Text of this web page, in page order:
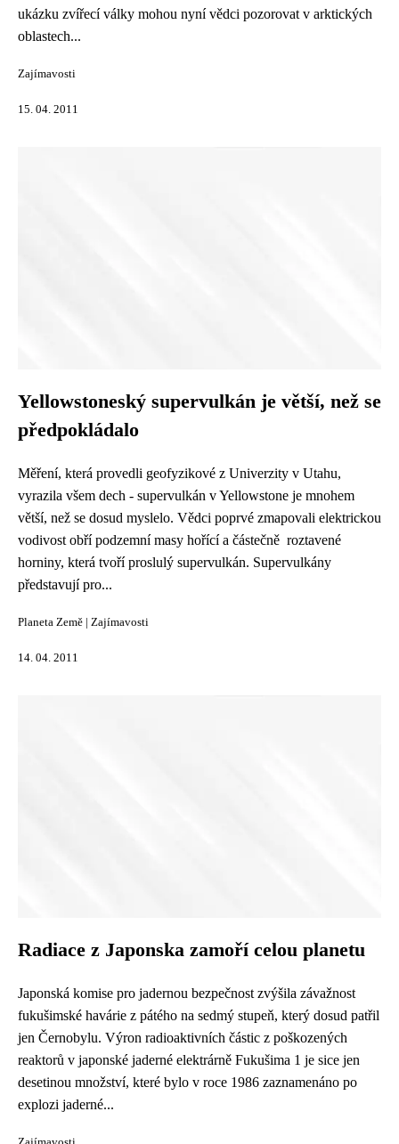
ukázku zvířecí války mohou nyní vědci pozorovat v arktických
oblastech...
Zajímavosti
15. 04. 2011
Yellowstoneský supervulkán je větší, než se
předpokládalo
Měření, která provedli geofyzikové z Univerzity v Utahu,
vyrazila všem dech - supervulkán v Yellowstone je mnohem
větší, než se dosud myslelo. Vědci poprvé zmapovali elektrickou
vodivost obří podzemní masy hořící a částečně roztavené
horniny, která tvoří proslulý supervulkán. Supervulkány
představují pro...
Planeta Země Zajímavosti
14. 04. 2011
Radiace z Japonska zamoří celou planetu
Japonská komise pro jadernou bezpečnost zvýšila závažnost
fukušimské havárie z pátého na sedmý stupeň, který dosud patřil
jen Černobylu. Výron radioaktivních částic z poškozených
reaktorů v japonské jaderné elektrárně Fukušima 1 je sice jen
desetinou množství, které bylo v roce 1986 zaznamenáno po
explozi jaderné...